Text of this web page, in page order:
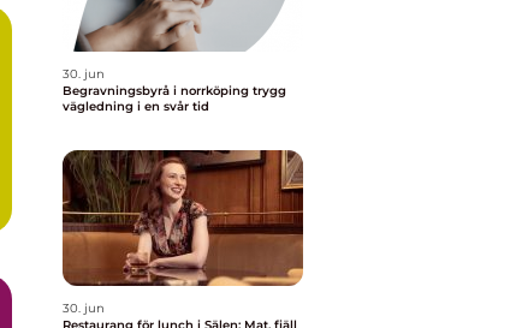
30. jun
Begravningsbyrå i norrköping trygg
vägledning i en svår tid
30. jun